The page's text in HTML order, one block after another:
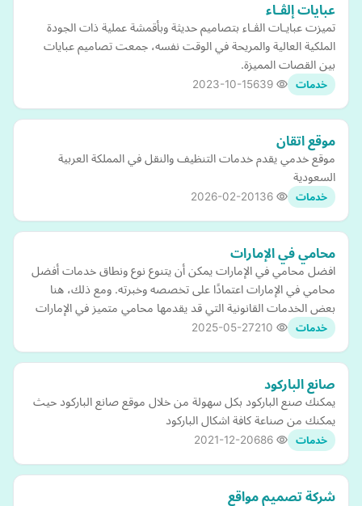
عبايات إلڤـاء
تميزت عبايـات الڤـاء بتصاميم حديثة وبأقمشة عملية ذات الجودة
الملكية العالية والمريحة في الوقت نفسه، جمعت تصاميم عبايات
بين القصات المميزة.
خدمات 2023-10-15
موقع اتقان
موقع خدمي يقدم خدمات التنظيف والنقل في المملكة العربية
السعودية
خدمات 2026-02-20
محامي في الإمارات
افضل محامي في الإمارات يمكن أن يتنوع نوع ونطاق خدمات أفضل
محامي في الإمارات اعتمادًا على تخصصه وخبرته. ومع ذلك، هنا
بعض الخدمات القانونية التي قد يقدمها محامي متميز في الإمارات
خدمات 2025-05-27
صانع الباركود
يمكنك صنع الباركود بكل سهولة من خلال موقع صانع الباركود حيث
يمكنك من صناعة كافة اشكال الباركود
خدمات 2021-12-20
شركة تصميم مواقع